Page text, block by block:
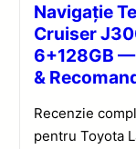
Navigație
Cruiser
6+128GB
&
Recenzie
pentru Toyota